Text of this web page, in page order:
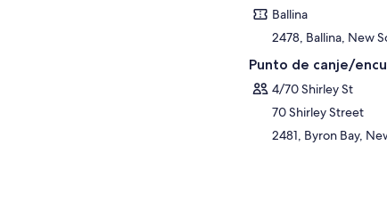
Ballina
2478, Ballina, New
Punto de canje/
4/70 Shirley St
70 Shirley Street
2481, Byron Bay,